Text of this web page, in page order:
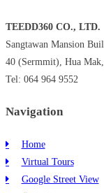
TEEDD360 CO., LTD.
Sangtawan Mansion
40 (Sermmit), Hua
Tel: 064 964 9552
Navigation
Home
Virtual Tours
Google Street View